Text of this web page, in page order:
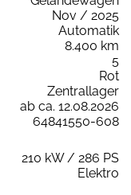
Nov / 2025
Automatik
8.400 km
5
Rot
Zentrallager
ab ca. 12.08.2026
64841550-608
210 kW / 286 PS
Elektro